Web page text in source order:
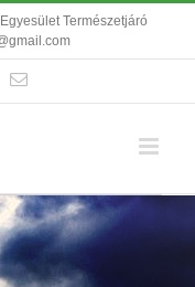
Természetjáró
Email: